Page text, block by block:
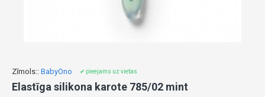
Zīmols:: BabyOno ✔ pieejams uz vietas
Elastīga silikona karote 785/02 mint